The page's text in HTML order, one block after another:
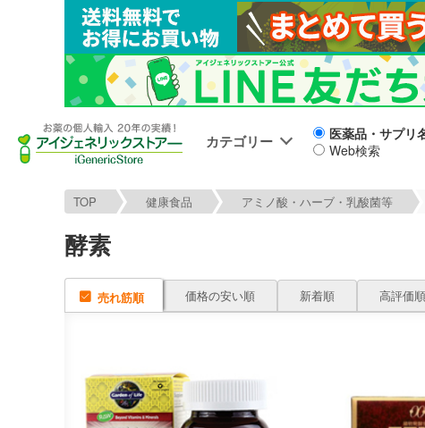
カテゴリー
医薬品・サプリ
Web検索
TOP 健康食品 アミノ酸・ハーブ・乳酸菌等
酵素
売れ筋順 価格の安い順 新着順 高評価順